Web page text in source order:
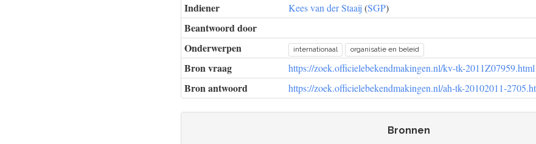
Indiener Kees van der Staaij (SGP)
Beantwoord door
Onderwerpen
internationaal organisatie en beleid
Bron vraag https://zoek.officielebekendmakingen.nl/kv-tk-2011Z07959.html
Bron antwoord https://zoek.officielebekendmakingen.nl/ah-tk-20102011-
Bronnen